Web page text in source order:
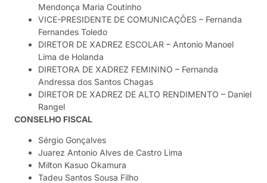
Mendonça Maria Coutinho
VICE-PRESIDENTE DE COMUNICAÇÕES – Fernanda
Fernandes Toledo
DIRETOR DE XADREZ ESCOLAR – Antonio Manoel
Lima de Holanda
DIRETORA DE XADREZ FEMININO – Fernanda
Andressa dos Santos Chagas
DIRETOR DE XADREZ DE ALTO RENDIMENTO – Daniel
Rangel
CONSELHO FISCAL
Sérgio Gonçalves
Juarez Antonio Alves de Castro Lima
Milton Kasuo Okamura
Tadeu Santos Sousa Filho